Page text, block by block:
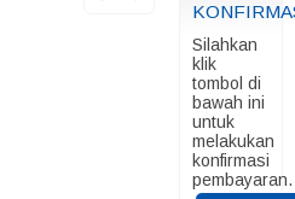
Silahkan
klik
tombol di
bawah ini
untuk
melakukan
konfirmasi
pembayaran.